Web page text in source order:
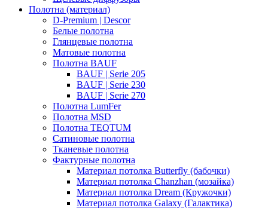
Полотна (материал)
D-Premium | Descor
Белые полотна
Глянцевые полотна
Матовые полотна
Полотна BAUF
BAUF | Serie 205
BAUF | Serie 230
BAUF | Serie 270
Полотна LumFer
Полотна MSD
Полотна TEQTUM
Сатиновые полотна
Тканевые полотна
Фактурные полотна
Материал потолка Butterfly (бабочки)
Материал потолка Chanzhan (мозайка)
Материал потолка Dream (Кружочки)
Материал потолка Galaxy (Галактика)